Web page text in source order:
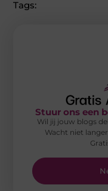
Tags:
Stuur ons een
Wil jij jouw blogs
Wacht niet